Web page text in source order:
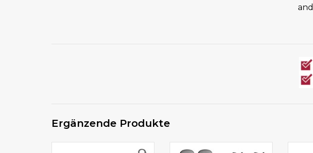
Ergänzende Produkte